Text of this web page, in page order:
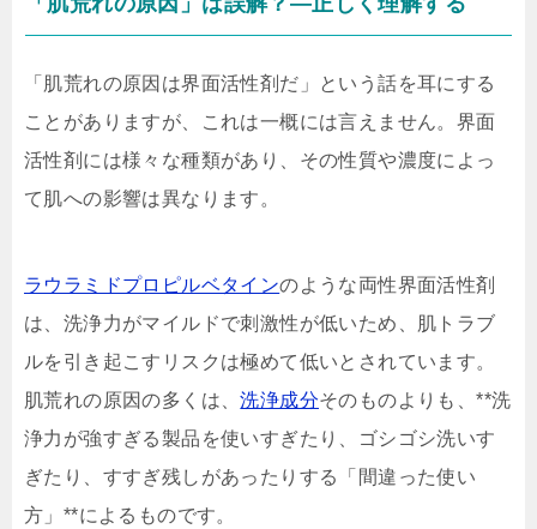
「肌荒れの原因は界面活性剤だ」という話を耳にする
ことがありますが、これは一概には言えません。界面
活性剤には様々な種類があり、その性質や濃度によっ
て肌への影響は異なります。
ラウラミドプロピルベタインのような両性界面活性剤
は、洗浄力がマイルドで刺激性が低いため、肌トラブ
ルを引き起こすリスクは極めて低いとされています。
肌荒れの原因の多くは、洗浄成分そのものよりも、**洗
浄力が強すぎる製品を使いすぎたり、ゴシゴシ洗いす
ぎたり、すすぎ残しがあったりする「間違った使い
方」**によるものです。